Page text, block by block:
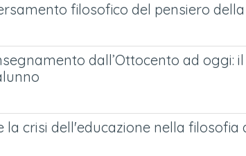
filosofico del pensiero
dall’Ottocento ad oggi:
crisi dell'educazione nella filosofia